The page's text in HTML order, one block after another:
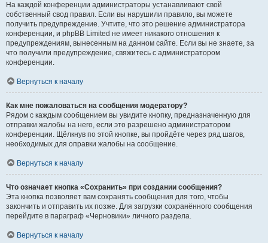
На каждой конференции администраторы устанавливают свой
собственный свод правил. Если вы нарушили правило, вы можете
получить предупреждение. Учтите, что это решение администратора
конференции, и phpBB Limited не имеет никакого отношения к
предупреждениям, вынесенным на данном сайте. Если вы не знаете, за
что получили предупреждение, свяжитесь с администратором
конференции.
Вернуться к началу
Как мне пожаловаться на сообщения модератору?
Рядом с каждым сообщением вы увидите кнопку, предназначенную для
отправки жалобы на него, если это разрешено администратором
конференции. Щёлкнув по этой кнопке, вы пройдёте через ряд шагов,
необходимых для оправки жалобы на сообщение.
Вернуться к началу
Что означает кнопка «Сохранить» при создании сообщения?
Эта кнопка позволяет вам сохранять сообщения для того, чтобы
закончить и отправить их позже. Для загрузки сохранённого сообщения
перейдите в параграф «Черновики» личного раздела.
Вернуться к началу